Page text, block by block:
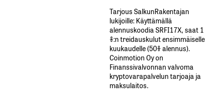
Tarjous SalkunRakentajan
lukijoille: Käyttämällä​ ​
alennuskoodia​ ​SRFI17X,​ ​saat​ ​1
%:n treidauskulut​ ​ensimmäiselle​ ​
kuukaudelle​ ​(50%​ ​alennus).
Coinmotion Oy on
Finanssivalvonnan valvoma
kryptovarapalvelun tarjoaja ja
maksulaitos.